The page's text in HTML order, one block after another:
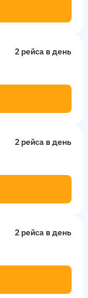
2 рейсa в день
2 рейсa в день
2 рейсa в день